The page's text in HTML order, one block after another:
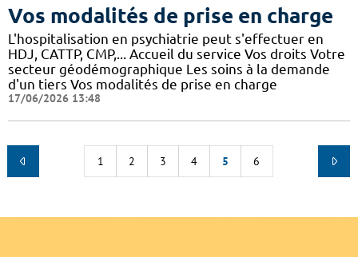
Vos modalités de prise en charge
L'hospitalisation en psychiatrie peut s'effectuer en
HDJ, CATTP, CMP,... Accueil du service Vos droits Votre
secteur géodémographique Les soins à la demande
d'un tiers Vos modalités de prise en charge
17/06/2026 13:48
1 2 3 4 5 6